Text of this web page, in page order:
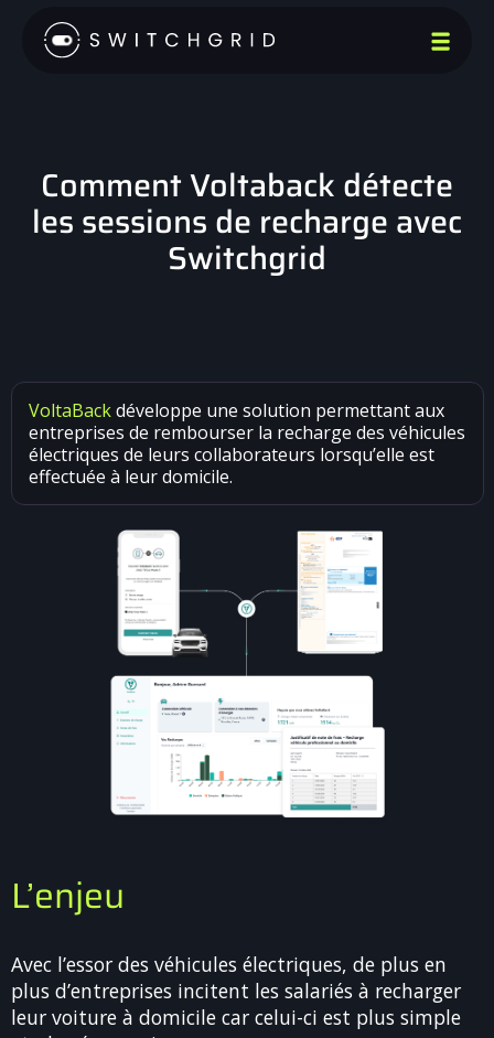
Comment Voltaback détecte
les sessions de recharge avec
Switchgrid
VoltaBackdéveloppe une solution permettant aux
entreprises de rembourser la recharge des véhicules
électriques de leurs collaborateurs lorsqu’elle est
effectuée à leur domicile.
L’enjeu
Avec l’essor des véhicules électriques, de plus en
plus d’entreprises incitent les salariés à recharger
leur voiture à domicile car celui-ci est plus simple